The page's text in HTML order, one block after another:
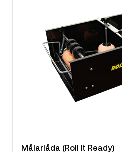
Målarlåda (Roll It Ready)